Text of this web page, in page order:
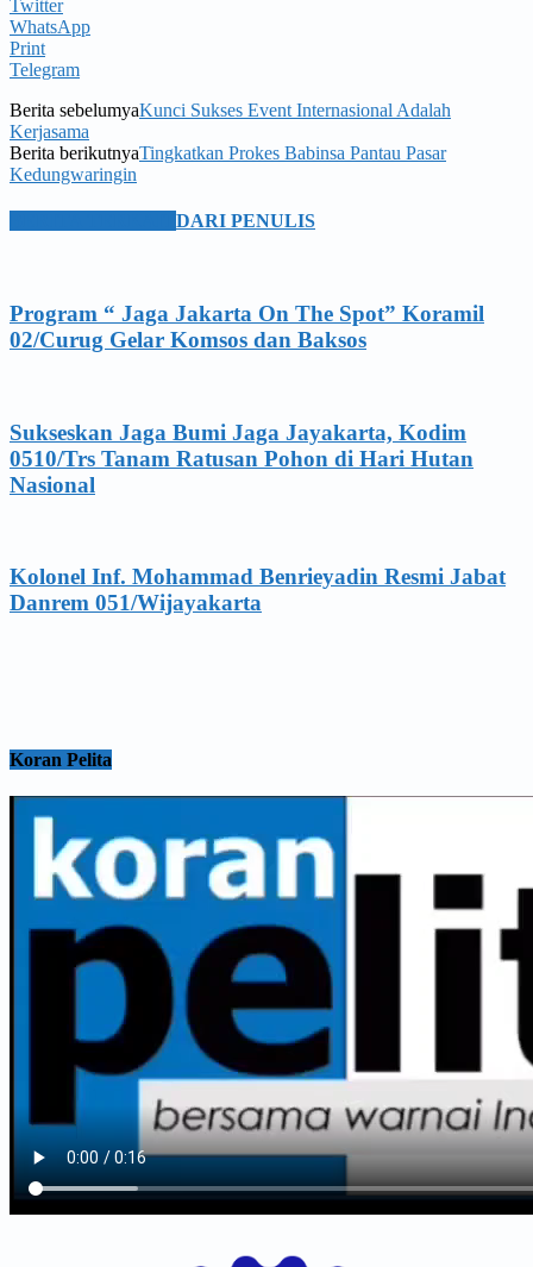
Twitter
WhatsApp
Print
Telegram
Berita sebelumyaKunci Sukses Event Internasional Adalah
Kerjasama
Berita berikutnyaTingkatkan Prokes Babinsa Pantau Pasar
Kedungwaringin
DARI PENULIS
Program “ Jaga Jakarta On The Spot” Koramil
02/Curug Gelar Komsos dan Baksos
Sukseskan Jaga Bumi Jaga Jayakarta, Kodim
0510/Trs Tanam Ratusan Pohon di Hari Hutan
Nasional
Kolonel Inf. Mohammad Benrieyadin Resmi Jabat
Danrem 051/Wijayakarta
Koran Pelita